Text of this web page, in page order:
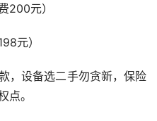
200元）
元）
，设备选二手勿贪新，保险
点。